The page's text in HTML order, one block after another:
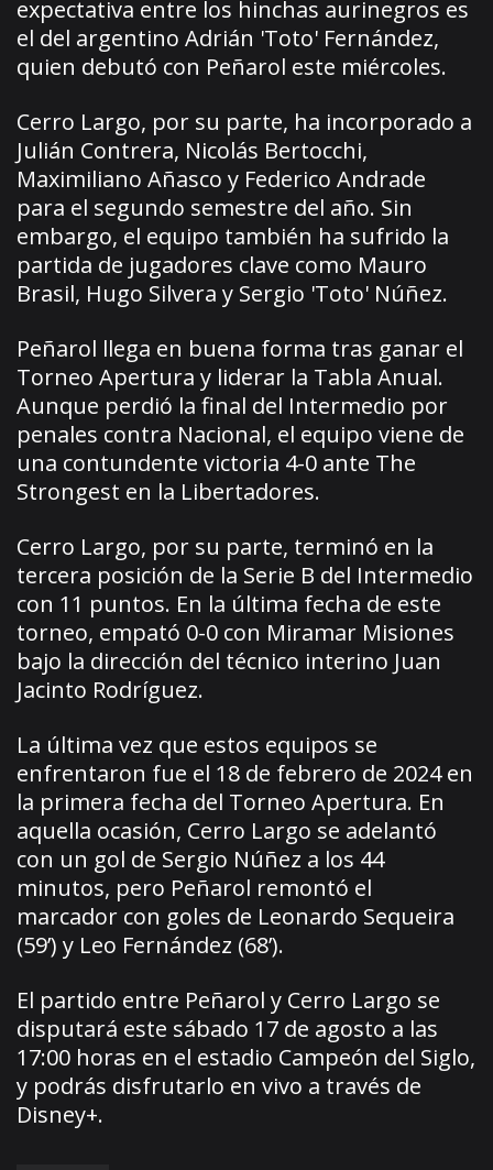
expectativa entre los hinchas aurinegros es
el del argentino Adrián 'Toto' Fernández,
quien debutó con Peñarol este miércoles.
Cerro Largo, por su parte, ha incorporado a
Julián Contrera, Nicolás Bertocchi,
Maximiliano Añasco y Federico Andrade
para el segundo semestre del año. Sin
embargo, el equipo también ha sufrido la
partida de jugadores clave como Mauro
Brasil, Hugo Silvera y Sergio 'Toto' Núñez.
Peñarol llega en buena forma tras ganar el
Torneo Apertura y liderar la Tabla Anual.
Aunque perdió la final del Intermedio por
penales contra Nacional, el equipo viene de
una contundente victoria 4-0 ante The
Strongest en la Libertadores.
Cerro Largo, por su parte, terminó en la
tercera posición de la Serie B del Intermedio
con 11 puntos. En la última fecha de este
torneo, empató 0-0 con Miramar Misiones
bajo la dirección del técnico interino Juan
Jacinto Rodríguez.
La última vez que estos equipos se
enfrentaron fue el 18 de febrero de 2024 en
la primera fecha del Torneo Apertura. En
aquella ocasión, Cerro Largo se adelantó
con un gol de Sergio Núñez a los 44
minutos, pero Peñarol remontó el
marcador con goles de Leonardo Sequeira
(59’) y Leo Fernández (68’).
El partido entre Peñarol y Cerro Largo se
disputará este sábado 17 de agosto a las
17:00 horas en el estadio Campeón del Siglo,
y podrás disfrutarlo en vivo a través de
Disney+.